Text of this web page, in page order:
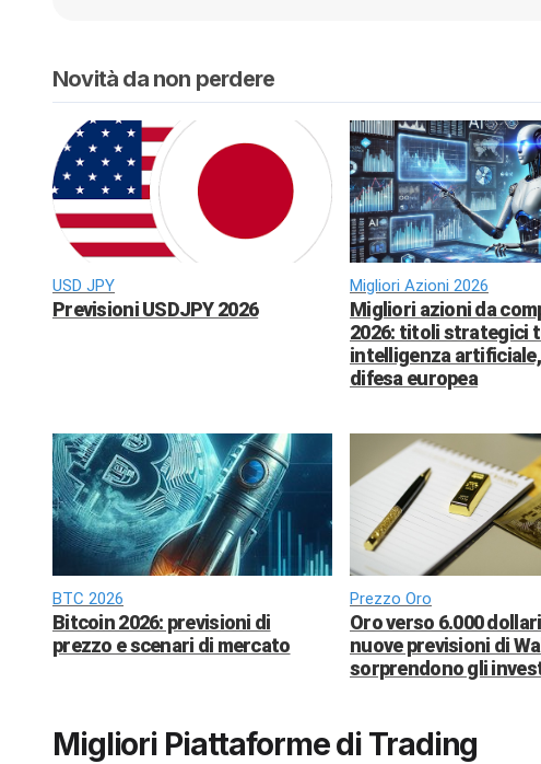
Novità da non perdere
USD JPY
Previsioni USDJPY 2026
Migliori Azioni 2026
Migliori azioni da
2026: titoli strategici
intelligenza
difesa europea
BTC 2026
Bitcoin 2026: previsioni di
prezzo e scenari di mercato
Prezzo Oro
Oro verso 6.000
nuove previsioni di
sorprendono gli
Migliori Piattaforme di Trading